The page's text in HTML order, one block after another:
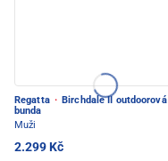
Regatta · Birchdale II outdoorová
bunda
Muži
2.299 Kč